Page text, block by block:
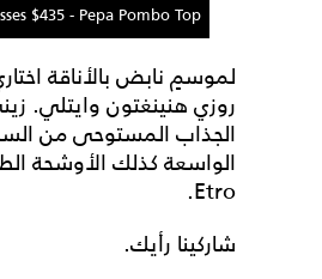
$435 - Pepa Pombo Top
لموسمٍ نابض بالأناقة
روزي هنينغتون وايتلي.
الجذاب المستوحى من
الواسعة كذلك الأوشحة
Etro.
شاركينا رأيك.